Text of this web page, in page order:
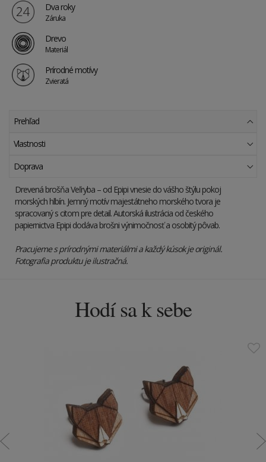
Dva roky
Záruka
Drevo
Materiál
Prírodné motívy
Zvieratá
Prehľad
Vlastnosti
Doprava
Drevená brošňa Veľryba – od Epipi vnesie do vášho štýlu pokoj
morských hlbín. Jemný motív majestátneho morského tvora je
spracovaný s citom pre detail. Autorská ilustrácia od českého
papiernictva Epipi dodáva brošni výnimočnosť a osobitý pôvab.
Pracujeme s prírodnými materiálmi a každý kúsok je originál.
Fotografia produktu je ilustračná.
Hodí sa k sebe